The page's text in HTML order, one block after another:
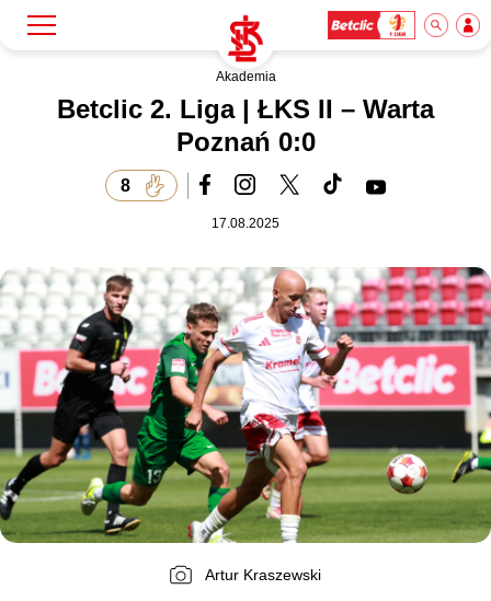
Klub
Akademia
Biznes
Dla mediów
Kibice
Akademia
Betclic 2. Liga | ŁKS II – Warta
Poznań 0:0
8
17.08.2025
Artur Kraszewski